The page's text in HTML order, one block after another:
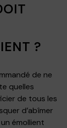
?
de ne
quelles
de tous les
d’abîmer
émollient